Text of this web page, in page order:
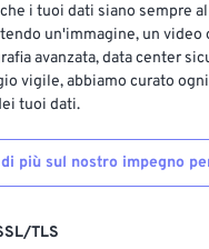
i tuoi dati siano sempre
un'immagine, un video
avanzata, data center
vigile, abbiamo curato
tuoi dati.
più sul nostro impegno
TLS